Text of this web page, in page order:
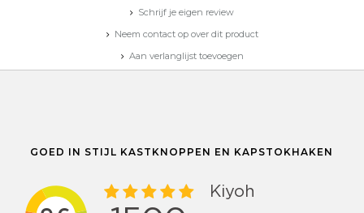
Schrijf je eigen review
Neem contact op over dit product
Aan verlanglijst toevoegen
GOED IN STIJL KASTKNOPPEN EN KAPSTOKHAKEN